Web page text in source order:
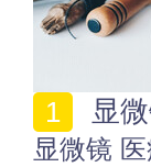
显
显微镜